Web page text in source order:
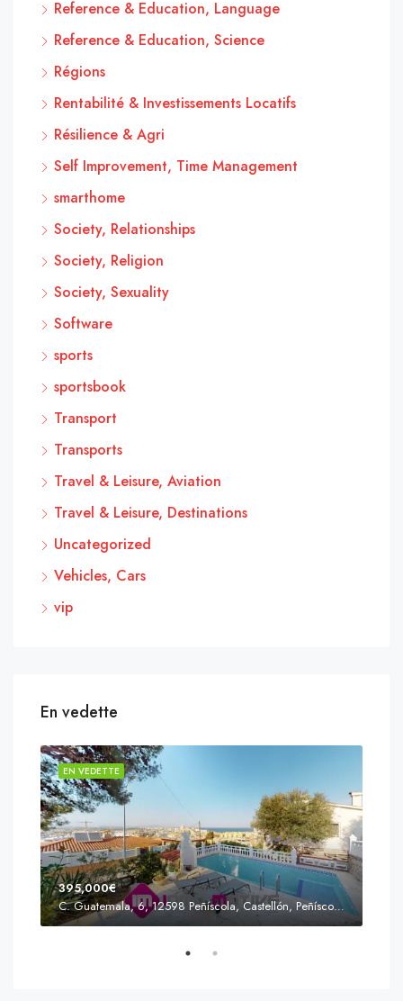
Reference & Education, Language
Reference & Education, Science
Régions
Rentabilité & Investissements Locatifs
Résilience & Agri
Self Improvement, Time Management
smarthome
Society, Relationships
Society, Religion
Society, Sexuality
Software
sports
sportsbook
Transport
Transports
Travel & Leisure, Aviation
Travel & Leisure, Destinations
Uncategorized
Vehicles, Cars
vip
En vedette
EN VEDETTE
395,000€
C. Guatemala, 6, 12598 Peñíscola, Castellón, Peñíscola, Communauté valencienne